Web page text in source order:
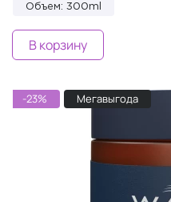
Объем: 300ml
В корзину
-23% Мегавыгода